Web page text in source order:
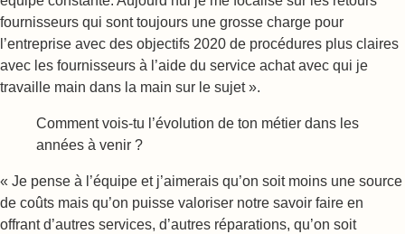
fournisseurs qui sont toujours une grosse charge pour
l’entreprise avec des objectifs 2020 de procédures plus claires
avec les fournisseurs à l’aide du service achat avec qui je
travaille main dans la main sur le sujet ».
Comment vois-tu l’évolution de ton métier dans les
années à venir ?
« Je pense à l’équipe et j’aimerais qu’on soit moins une source
de coûts mais qu’on puisse valoriser notre savoir faire en
offrant d’autres services, d’autres réparations, qu’on soit